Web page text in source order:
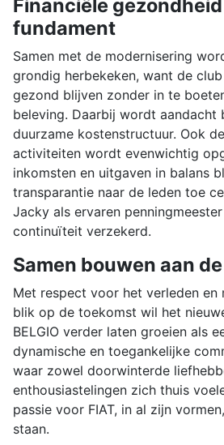
Financiële
fundament
Samen met de modernisering
grondig herbekeken, want de
gezond blijven zonder in te
beleving. Daarbij wordt aandacht
duurzame kostenstructuur. Ook
activiteiten wordt evenwichtig
inkomsten en uitgaven in balans
transparantie naar de leden toe
Jacky als ervaren
continuïteit verzekerd.
Samen bouwen aan
Met respect voor het verleden en
blik op de toekomst wil het
BELGIO verder laten groeien als
dynamische en toegankelijke
waar zowel doorwinterde
enthousiastelingen zich thuis
passie voor FIAT, in al zijn
staan.